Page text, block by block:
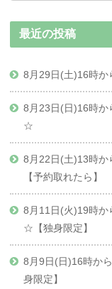
最近の投稿
8月29日(土)16時
8月23日(日)16時
☆
8月22日(土)13時
【予約取れたら】
8月11日(火)19時
☆【独身限定】
8月9日(日)16時か
身限定】